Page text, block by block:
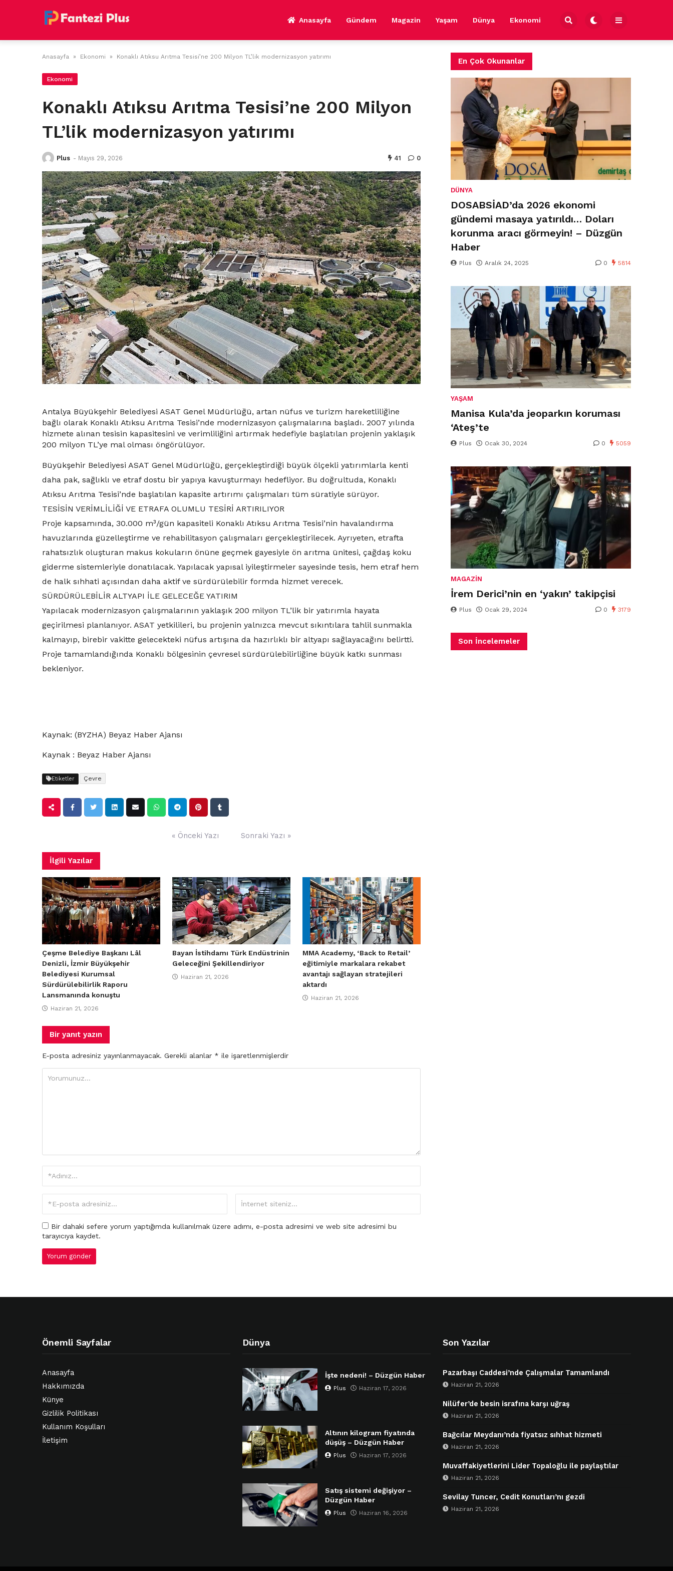
Anasayfa Gündem Magazin Yaşam Dünya Ekonomi
Anasayfa » Ekonomi » Konaklı Atıksu Arıtma Tesisi’ne 200 Milyon TL’lik modernizasyon yatırımı
Ekonomi
Konaklı Atıksu Arıtma Tesisi’ne 200 Milyon
TL’lik modernizasyon yatırımı
Plus - Mayıs 29, 2026 41 0
Antalya Büyükşehir Belediyesi ASAT Genel Müdürlüğü, artan nüfus ve turizm hareketliliğine
bağlı olarak Konaklı Atıksu Arıtma Tesisi’nde modernizasyon çalışmalarına başladı. 2007 yılında
hizmete alınan tesisin kapasitesini ve verimliliğini artırmak hedefiyle başlatılan projenin yaklaşık
200 milyon TL’ye mal olması öngörülüyor.
Büyükşehir Belediyesi ASAT Genel Müdürlüğü, gerçekleştirdiği büyük ölçekli yatırımlarla kenti
daha pak, sağlıklı ve etraf dostu bir yapıya kavuşturmayı hedefliyor. Bu doğrultuda, Konaklı
Atıksu Arıtma Tesisi’nde başlatılan kapasite artırımı çalışmaları tüm süratiyle sürüyor.
TESİSİN VERİMLİLİĞİ VE ETRAFA OLUMLU TESİRİ ARTIRILIYOR
Proje kapsamında, 30.000 m³/gün kapasiteli Konaklı Atıksu Arıtma Tesisi’nin havalandırma
havuzlarında güzelleştirme ve rehabilitasyon çalışmaları gerçekleştirilecek. Ayrıyeten, etrafta
rahatsızlık oluşturan makus kokuların önüne geçmek gayesiyle ön arıtma ünitesi, çağdaş koku
giderme sistemleriyle donatılacak. Yapılacak yapısal iyileştirmeler sayesinde tesis, hem etraf hem
de halk sıhhati açısından daha aktif ve sürdürülebilir formda hizmet verecek.
SÜRDÜRÜLEBİLİR ALTYAPI İLE GELECEĞE YATIRIM
Yapılacak modernizasyon çalışmalarının yaklaşık 200 milyon TL’lik bir yatırımla hayata
geçirilmesi planlanıyor. ASAT yetkilileri, bu projenin yalnızca mevcut sıkıntılara tahlil sunmakla
kalmayıp, birebir vakitte gelecekteki nüfus artışına da hazırlıklı bir altyapı sağlayacağını belirtti.
Proje tamamlandığında Konaklı bölgesinin çevresel sürdürülebilirliğine büyük katkı sunması
bekleniyor.
Kaynak: (BYZHA) Beyaz Haber Ajansı
Kaynak : Beyaz Haber Ajansı
Etiketler Çevre
« Önceki Yazı Sonraki Yazı »
İlgili Yazılar
Çeşme Belediye Başkanı Lâl
Denizli, İzmir Büyükşehir
Belediyesi Kurumsal
Sürdürülebilirlik Raporu
Lansmanında konuştu
Haziran 21, 2026
Bayan İstihdamı Türk Endüstrinin
Geleceğini Şekillendiriyor
Haziran 21, 2026
MMA Academy, ‘Back to Retail’
eğitimiyle markalara rekabet
avantajı sağlayan stratejileri
aktardı
Haziran 21, 2026
Bir yanıt yazın
E-posta adresiniz yayınlanmayacak. Gerekli alanlar * ile işaretlenmişlerdir
Bir dahaki sefere yorum yaptığımda kullanılmak üzere adımı, e-posta adresimi ve web site adresimi bu
tarayıcıya kaydet.
En Çok Okunanlar
DÜNYA
DOSABSİAD’da 2026 ekonomi
gündemi masaya yatırıldı… Doları
korunma aracı görmeyin! – Düzgün
Haber
Plus Aralık 24, 2025 0 5814
YAŞAM
Manisa Kula’da jeoparkın koruması
‘Ateş’te
Plus Ocak 30, 2024 0 5059
MAGAZIN
İrem Derici’nin en ‘yakın’ takipçisi
Plus Ocak 29, 2024 0 3179
Son İncelemeler
Önemli Sayfalar
Anasayfa
Hakkımızda
Künye
Gizlilik Politikası
Kullanım Koşulları
İletişim
Dünya
İşte nedeni! – Düzgün Haber
Plus Haziran 17, 2026
Altının kilogram fiyatında
düşüş – Düzgün Haber
Plus Haziran 17, 2026
Satış sistemi değişiyor –
Düzgün Haber
Plus Haziran 16, 2026
Son Yazılar
Pazarbaşı Caddesi’nde Çalışmalar Tamamlandı
Haziran 21, 2026
Nilüfer’de besin israfına karşı uğraş
Haziran 21, 2026
Bağcılar Meydanı’nda fiyatsız sıhhat hizmeti
Haziran 21, 2026
Muvaffakiyetlerini Lider Topaloğlu ile paylaştılar
Haziran 21, 2026
Sevilay Tuncer, Cedit Konutları’nı gezdi
Haziran 21, 2026